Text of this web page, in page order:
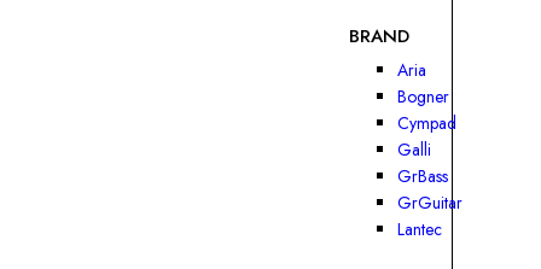
BRAND
Aria
Bogner
Cympad
Galli
GrBass
GrGuitar
Lantec